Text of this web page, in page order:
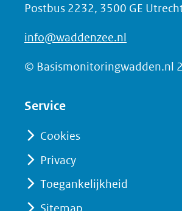
F
c
e
k
nieuw
Postbus 2232, 3500 GE
info@waddenzee.nl
© Basismonitoringwadden.nl
Service
Cookies
Privacy
Toegankelijkheid
Sitemap